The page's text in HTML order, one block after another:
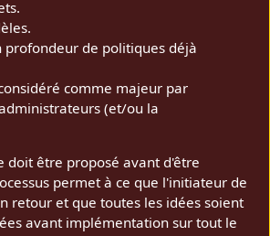
profondeur de politiques déjà
comme majeur par
(et/ou la
doit être proposé avant d'être
permet à ce que l'initiateur de
retour et que toutes les idées soient
avant implémentation sur tout le